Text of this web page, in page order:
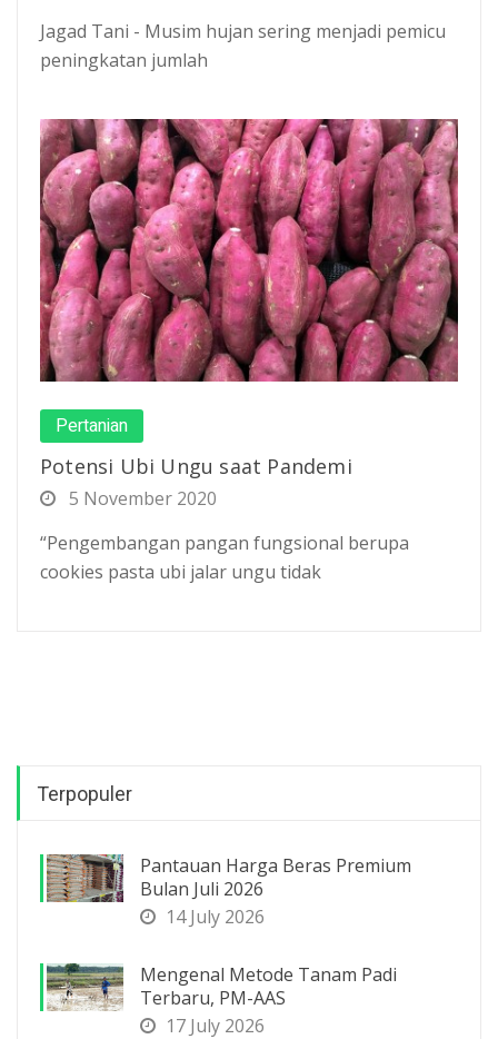
Jagad Tani - Musim hujan sering menjadi pemicu
peningkatan jumlah
Pertanian
Potensi Ubi Ungu saat Pandemi
5 November 2020
“Pengembangan pangan fungsional berupa
cookies pasta ubi jalar ungu tidak
Terpopuler
Pantauan Harga Beras Premium
Bulan Juli 2026
14 July 2026
Mengenal Metode Tanam Padi
Terbaru, PM-AAS
17 July 2026